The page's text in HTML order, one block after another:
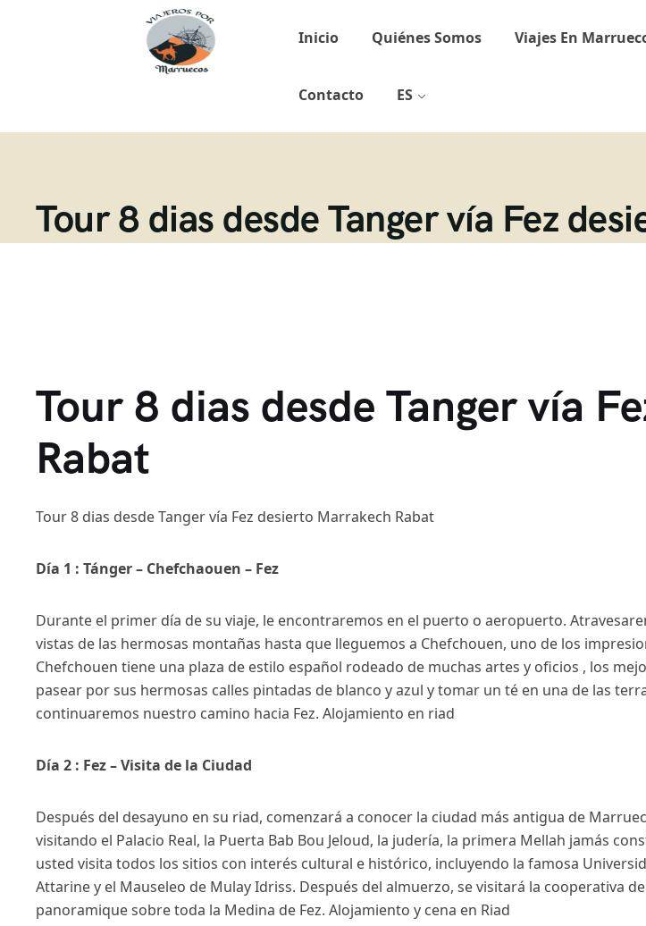
Inicio Quiénes Somos Viajes En
Contacto ES
Tour 8 dias desde Tanger vía Fez
Tour 8 dias desde Tanger vía
Rabat
Tour 8 dias desde Tanger vía Fez desierto Marrakech Rabat
Día 1 : Tánger – Chefchaouen – Fez
Durante el primer día de su viaje, le encontraremos en el puerto o aeropuerto.
vistas de las hermosas montañas hasta que lleguemos a Chefchouen, uno de los
Chefchouen tiene una plaza de estilo español rodeado de muchas artes y oficios , los
pasear por sus hermosas calles pintadas de blanco y azul y tomar un té en una de las
continuaremos nuestro camino hacia Fez. Alojamiento en riad
Día 2 : Fez – Visita de la Ciudad
Después del desayuno en su riad, comenzará a conocer la ciudad más antigua de
visitando el Palacio Real, la Puerta Bab Bou Jeloud, la judería, la primera Mellah jamás
usted visita todos los sitios con interés cultural e histórico, incluyendo la famosa
Attarine y el Mauseleo de Mulay Idriss. Después del almuerzo, se visitará la cooperativa
panoramique sobre toda la Medina de Fez. Alojamiento y cena en Riad